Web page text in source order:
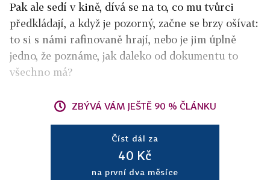
Pak ale sedí v kině, dívá se na to, co mu tvůrci
předkládají, a když je pozorný, začne se brzy ošívat:
to si s námi rafinovaně hrají, nebo je jim úplně
jedno, že poznáme, jak daleko od dokumentu to
všechno má?
ZBÝVÁ VÁM JEŠTĚ 90 % ČLÁNKU
Číst dál za
40 Kč
na první dva měsíce